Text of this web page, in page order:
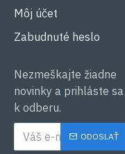
Môj účet
Zabudnuté heslo
Nezmeškajte žiadne
novinky a prihláste sa
k odberu.
ODOSLAŤ